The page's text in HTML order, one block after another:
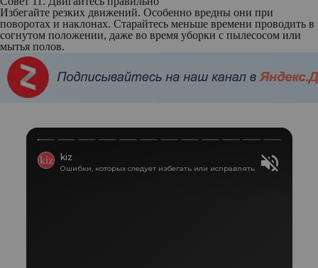
Избегайте резких движений. Особенно вредны они при
поворотах и наклонах. Старайтесь меньше времени проводить в
согнутом положении, даже во время уборки с пылесосом или
мытья полов.